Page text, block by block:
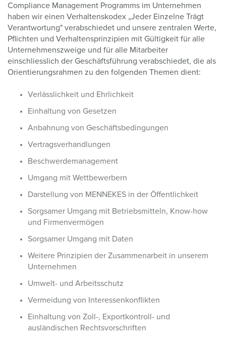
Compliance Management Programms im Unternehmen
haben wir einen Verhaltenskodex „Jeder Einzelne Trägt
Verantwortung" verabschiedet und unsere zentralen Werte,
Pflichten und Verhaltensprinzipien mit Gültigkeit für alle
Unternehmenszweige und für alle Mitarbeiter
einschliesslich der Geschäftsführung verabschiedet, die als
Orientierungsrahmen zu den folgenden Themen dient:
Verlässlichkeit und Ehrlichkeit
Einhaltung von Gesetzen
Anbahnung von Geschäftsbedingungen
Vertragsverhandlungen
Beschwerdemanagement
Umgang mit Wettbewerbern
Darstellung von MENNEKES in der Öffentlichkeit
Sorgsamer Umgang mit Betriebsmitteln, Know-how
und Firmenvermögen
Sorgsamer Umgang mit Daten
Weitere Prinzipien der Zusammenarbeit in unserem
Unternehmen
Umwelt- und Arbeitsschutz
Vermeidung von Interessenkonflikten
Einhaltung von Zoll-, Exportkontroll- und
ausländischen Rechtsvorschriften